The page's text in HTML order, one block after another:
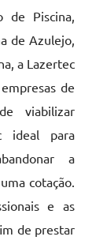
de Piscina,
de Azulejo,
a Lazertec
de
viabilizar
ideal para
a
cotação.
e as
de prestar